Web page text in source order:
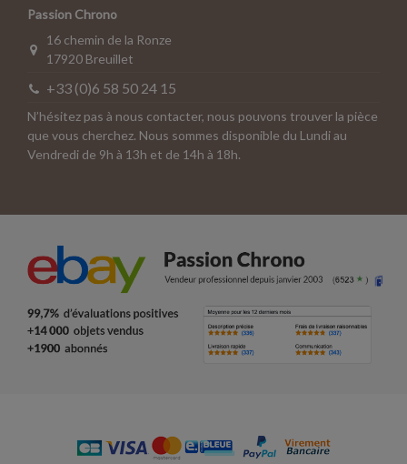
Passion Chrono
16 chemin de la Ronze
17920 Breuillet
+33 (0)6 58 50 24 15
N’hésitez pas à nous contacter, nous pouvons trouver la pièce
que vous cherchez. Nous sommes disponible du Lundi au
Vendredi de 9h à 13h et de 14h à 18h.